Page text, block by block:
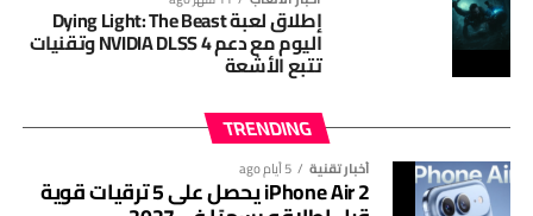
القيمة السوقية لأمازون تتجاوز 3 تريليونات دولار بدعم من الذكاء الاصطناعي
والحوسبة السحابية
إطلاق لعبة Dying Light: The Beast
اليوم مع دعم NVIDIA DLSS 4 وتقنيات
تتبع الأشعة
TRENDING
أخبار تقنية 5 أيام ago
iPhone Air 2 يحصل على 5 ترقيات قوية